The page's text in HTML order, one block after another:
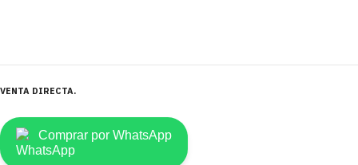
VENTA DIRECTA
Comprar por WhatsApp